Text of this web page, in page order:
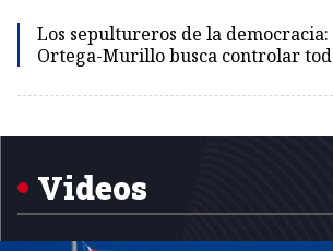
Los sepultureros de la
Ortega-Murillo busca controlar
1
Videos